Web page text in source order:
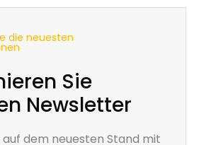
die neuesten
Sie
Newsletter
auf dem neuesten Stand mit